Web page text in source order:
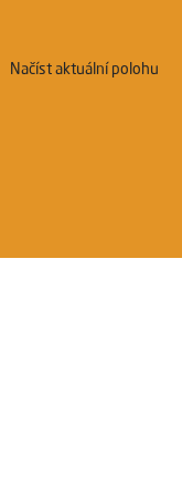
Načíst aktuální polohu